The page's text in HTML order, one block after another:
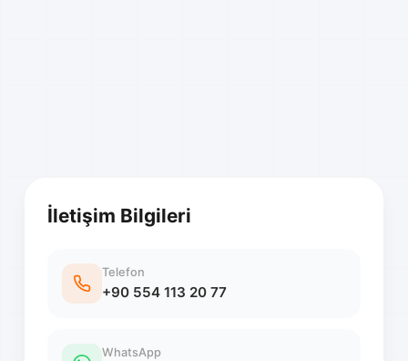
İletişim Bilgileri
Telefon
+90 554 113 20 77
WhatsApp